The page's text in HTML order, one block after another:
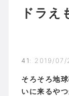
ドラ
41 : 2019/07/
そろそろ地
いに来るや